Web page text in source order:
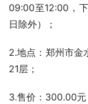
09:00至12:00，
日除外）；
2.地点：郑州市金
21层；
3.售价：300.00元